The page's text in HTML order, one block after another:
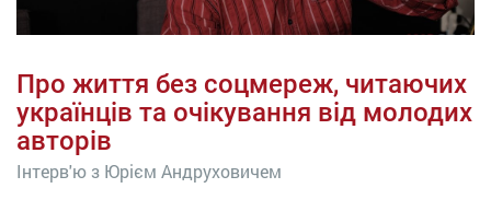
Про життя без соцмереж, читаючих
українців та очікування від молодих
авторів
Інтерв'ю з Юрієм Андруховичем